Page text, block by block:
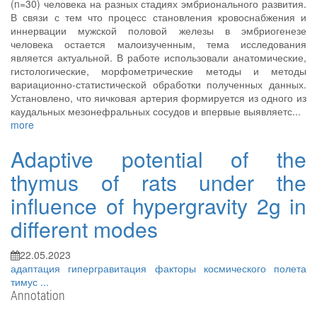
(n=30) человека на разных стадиях эмбрионального развития.
В связи с тем что процесс становления кровоснабжения и
иннервации мужской половой железы в эмбриогенезе
человека остается малоизученным, тема исследования
является актуальной. В работе использовали анатомические,
гистологические, морфометрические методы и методы
вариационно-статистической обработки полученных данных.
Установлено, что яичковая артерия формируется из одного из
каудальных мезонефральных сосудов и впервые выявляетс...
more
Adaptive potential of the
thymus of rats under the
influence of hypergravity 2g in
different modes
22.05.2023
адаптация гипергравитация факторы космического полета
тимус ...
Annotation